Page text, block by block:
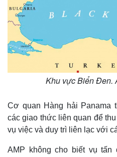
Khu vực Biển Đen.
Cơ quan Hàng hải Panama
các giao thức liên quan để
vụ việc và duy trì liên lạc với
AMP không cho biết vụ tấn